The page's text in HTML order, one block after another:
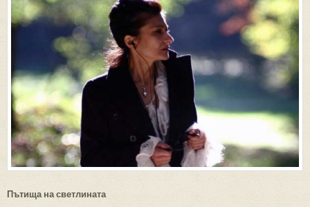
Пътища на светлината